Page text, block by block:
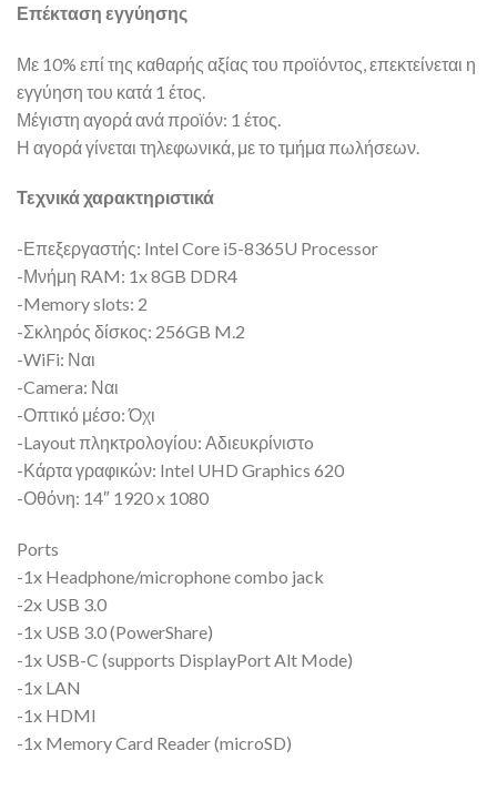
Επέκταση εγγύησης
Με 10% επί της καθαρής αξίας του προϊόντος, επεκτείνεται η
εγγύηση του κατά 1 έτος.
Μέγιστη αγορά ανά προϊόν: 1 έτος.
Η αγορά γίνεται τηλεφωνικά, με το τμήμα πωλήσεων.
Τεχνικά χαρακτηριστικά
-Επεξεργαστής: Intel Core i5-8365U Processor
-Μνήμη RAM: 1x 8GB DDR4
-Memory slots: 2
-Σκληρός δίσκος: 256GB M.2
-WiFi: Ναι
-Camera: Ναι
-Οπτικό μέσο: Όχι
-Layout πληκτρολογίου: Αδιευκρίνιστo
-Κάρτα γραφικών: Intel UHD Graphics 620
-Οθόνη: 14″ 1920 x 1080
Ports
-1x Headphone/microphone combo jack
-2x USB 3.0
-1x USB 3.0 (PowerShare)
-1x USB-C (supports DisplayPort Alt Mode)
-1x LAN
-1x HDMI
-1x Memory Card Reader (microSD)